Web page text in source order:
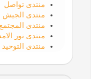
منتدى تواصل
منتدى الجيش
منتدى
منتدى نور
منتدى